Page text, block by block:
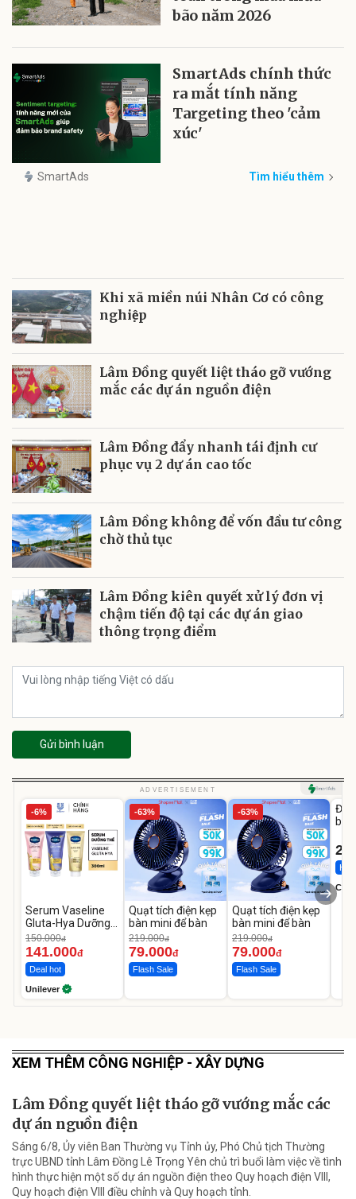
bão năm 2026
SmartAds chính thức
ra mắt tính năng
Targeting theo 'cảm
xúc'
SmartAds Tìm hiểu thêm
Khi xã miền núi Nhân Cơ có công
nghiệp
Lâm Đồng quyết liệt tháo gỡ vướng
mắc các dự án nguồn điện
Lâm Đồng đẩy nhanh tái định cư
phục vụ 2 dự án cao tốc
Lâm Đồng không để vốn đầu tư công
chờ thủ tục
Lâm Đồng kiên quyết xử lý đơn vị
chậm tiến độ tại các dự án giao
thông trọng điểm
Gửi bình luận
ADVERTISEMENT
-6%
Serum Vaseline
Gluta-Hya Dưỡng
Da Sáng Mịn Sau 7
Ngày
150.000đ
141.000đ
Deal hot
Unilever
-63%
Quạt tích điện kẹp
bàn mini để bàn
219.000đ
79.000đ
Flash Sale
-63%
Quạt tích điện kẹp
bàn mini để bàn
219.000đ
79.000đ
Flash Sale
Đai
bé
Hot
XEM THÊM CÔNG NGHIỆP - XÂY DỰNG
Lâm Đồng quyết liệt tháo gỡ vướng mắc các
dự án nguồn điện
Sáng 6/8, Ủy viên Ban Thường vụ Tỉnh ủy, Phó Chủ tịch Thường
trực UBND tỉnh Lâm Đồng Lê Trọng Yên chủ trì buổi làm việc về tình
hình thực hiện một số dự án nguồn điện theo Quy hoạch điện VIII,
Quy hoạch điện VIII điều chỉnh và Quy hoạch tỉnh.